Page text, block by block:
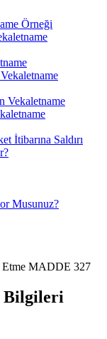
Örneği
Vekaletname
İtibarına Saldırı
Musunuz?
Bilgileri